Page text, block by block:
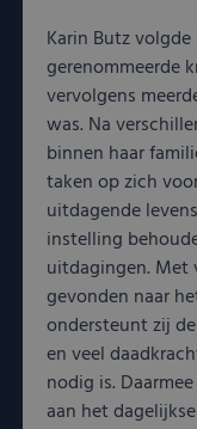
Karin Butz
gerenommeerde
vervolgens
was. Na
binnen haar
taken op zich
uitdagende
instelling
uitdagingen. Met
gevonden naar
ondersteunt zij
en veel
nodig is.
aan het